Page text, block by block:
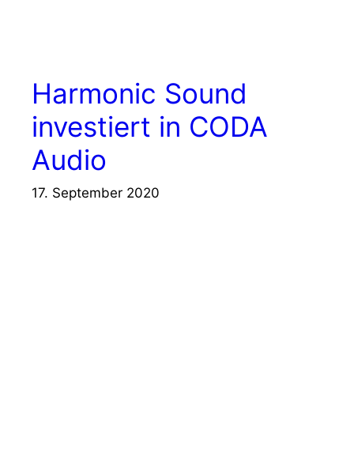
Harmonic Sound
investiert in CODA
Audio
17. September 2020